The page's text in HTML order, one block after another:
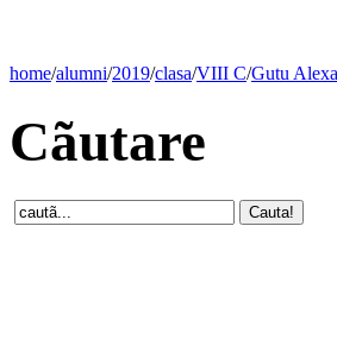
home/alumni/2019/clasa/VIII C/Gutu
Cãutare